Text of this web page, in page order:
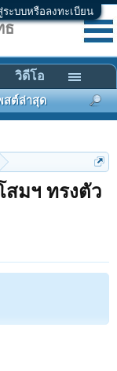
ระบบหรือลงทะเบียน
สมฯ ทรงตัว
ธ
สต์ล่าสุด
วิดีโอ